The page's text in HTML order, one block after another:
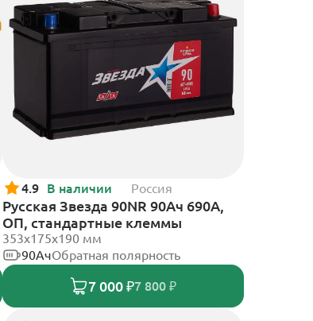
4.9 В наличии Россия
Русская Звезда 90NR 90Ач 690А,
ОП, стандартные клеммы
353x175x190 мм
90АчОбратная полярность
7 000 ₽7 800 ₽